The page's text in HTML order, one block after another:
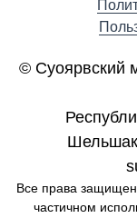
© Суоярвский
Все права
частичном